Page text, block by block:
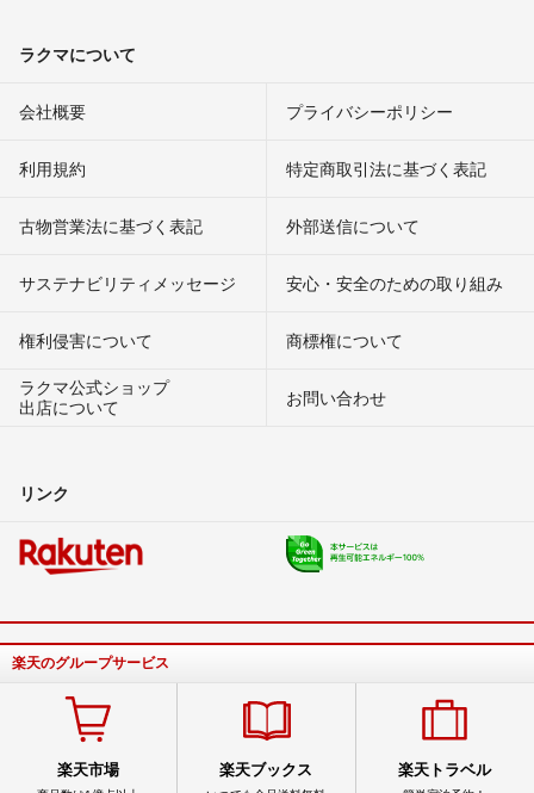
ラクマについて
会社概要 プライバシーポリシー
利用規約 特定商取引法に基づく表記
古物営業法に基づく表記 外部送信について
サステナビリティメッセージ 安心・安全のための取り組み
権利侵害について
商標権について
ラクマ公式ショップ
出店について
お問い合わせ
リンク
楽天のグループサービス
楽天市場 楽天ブックス 楽天トラベル